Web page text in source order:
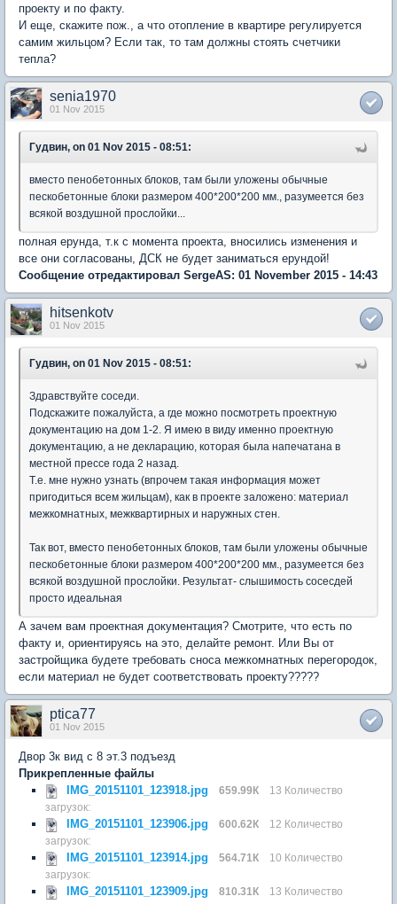
проекту и по факту.
И еще, скажите пож., а что отопление в квартире регулируется
самим жильцом? Если так, то там должны стоять счетчики
тепла?
senia1970
01 Nov 2015
Гудвин, on 01 Nov 2015 - 08:51:
вместо пенобетонных блоков, там были уложены обычные
пескобетонные блоки размером 400*200*200 мм., разумеется без
всякой воздушной прослойки...
полная ерунда, т.к с момента проекта, вносились изменения и
все они согласованы, ДСК не будет заниматься ерундой!
Сообщение отредактировал SergeAS: 01 November 2015 - 14:43
hitsenkotv
01 Nov 2015
Гудвин, on 01 Nov 2015 - 08:51:
Здравствуйте соседи.
Подскажите пожалуйста, а где можно посмотреть проектную
документацию на дом 1-2. Я имею в виду именно проектную
документацию, а не декларацию, которая была напечатана в
местной прессе года 2 назад.
Т.е. мне нужно узнать (впрочем такая информация может
пригодиться всем жильцам), как в проекте заложено: материал
межкомнатных, межквартирных и наружных стен.
Так вот, вместо пенобетонных блоков, там были уложены обычные
пескобетонные блоки размером 400*200*200 мм., разумеется без
всякой воздушной прослойки. Результат- слышимость сосесдей
просто идеальная
А зачем вам проектная документация? Смотрите, что есть по
факту и, ориентируясь на это, делайте ремонт. Или Вы от
застройщика будете требовать сноса межкомнатных перегородок,
если материал не будет соответствовать проекту?????
ptica77
01 Nov 2015
Двор 3к вид с 8 эт.3 подъезд
Прикрепленные файлы
IMG_20151101_123918.jpg
659.99К
13 Количество
загрузок:
IMG_20151101_123906.jpg 600.62К
12 Количество
загрузок:
IMG_20151101_123914.jpg 564.71К
10 Количество
загрузок:
IMG_20151101_123909.jpg 810.31К
13 Количество